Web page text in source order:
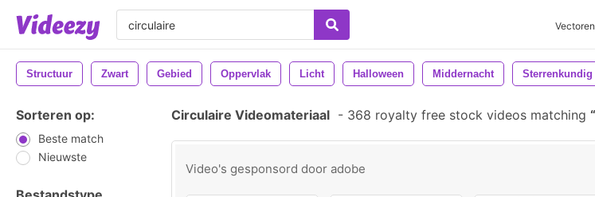
Vectoren
Structuur Zwart Gebied Oppervlak Licht Halloween Middernacht Sterrenkundig
Sorteren op:
Beste match
Nieuwste
Circulaire Videomateriaal - 368 royalty free stock videos matching
Video's gesponsord door adobe